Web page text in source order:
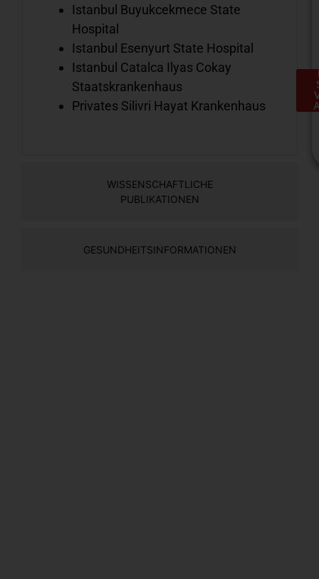
WISSENSCHAFTLICHE
PUBLIKATIONEN
GESUNDHEITSINFORMATIONEN
Istanbul Buyukcekmece State
Hospital
Istanbul Esenyurt State Hospital
Istanbul Catalca Ilyas Cokay
Staatskrankenhaus
Privates Silivri Hayat Krankenhaus